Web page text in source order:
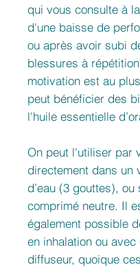
qui vous consulte à
d'une baisse de
ou après avoir subi
blessures à
motivation est au
peut bénéficier des
l'huile essentielle
On peut l'utiliser par
directement dans un
d’eau (3 gouttes), ou
comprimé neutre. Il
également possible
en inhalation ou avec
diffuseur, quoique ces